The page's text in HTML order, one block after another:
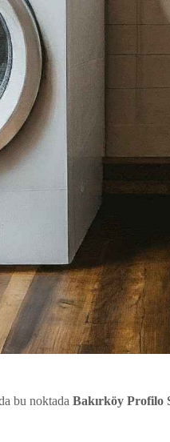
bu noktada Bakırköy Profilo